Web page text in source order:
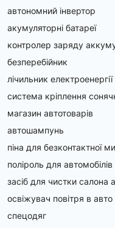
автономний інвертор
акумуляторні батареї
контролер заряду
безперебійник
лічильник електроенергії
система кріплення
магазин автотоварів
автошампунь
піна для безконтактної
поліроль для автомобілів
засіб для чистки салона
освіжувач повітря в авто
спецодяг